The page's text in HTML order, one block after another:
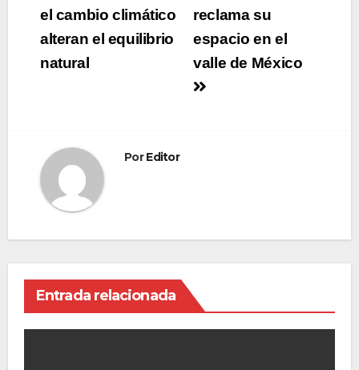
reclama su
espacio en el
valle de México
el cambio climático
alteran el equilibrio
natural
PorEditor
Entrada relacionada